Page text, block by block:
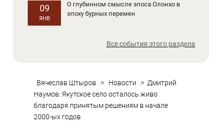
09
ЯНВ
О глубинном смысле эпоса Олонхо в
эпоху бурных перемен
Все события этого раздела
Вячеслав Штыров > Новости > Дмитрий
Наумов: Якутское село осталось живо
благодаря принятым решениям в начале
2000-ых годов